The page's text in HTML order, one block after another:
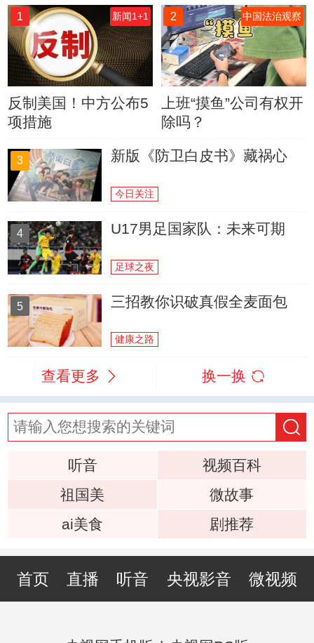
1 新闻1+1
反制美国！中方公布5
项措施
2 中国法治观察
上班“摸鱼”公司有权开
除吗？
3 新版《防卫白皮书》藏祸心
今日关注
4 U17男足国家队：未来可期
足球之夜
5 三招教你识破真假全麦面包
健康之路
查看更多 换一换
听音
视频百科
祖国美
微故事
ai美食
剧推荐
首页 直播 听音 央视影音 微视频